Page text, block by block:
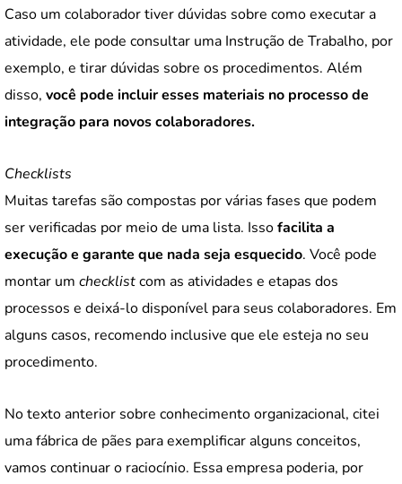
Caso um colaborador tiver dúvidas sobre como executar a
atividade, ele pode consultar uma Instrução de Trabalho, por
exemplo, e tirar dúvidas sobre os procedimentos. Além
disso, você pode incluir esses materiais no processo de
integração para novos colaboradores.
Checklists
Muitas tarefas são compostas por várias fases que podem
ser verificadas por meio de uma lista. Issofacilita a
execução e garante que nada seja esquecido. Você pode
montar um checklistcom as atividades e etapas dos
processos e deixá-lo disponível para seus colaboradores. Em
alguns casos, recomendo inclusive que ele esteja no seu
procedimento.
No texto anterior sobre conhecimento organizacional, citei
uma fábrica de pães para exemplificar alguns conceitos,
vamos continuar o raciocínio. Essa empresa poderia, por